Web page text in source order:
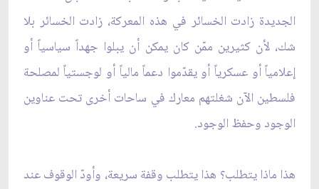
الجديدة زادت الخسائر في هذه المعركة، زادت الخسائر بلا
شك، لأن كثيرين ممّن كان يمكن أن يبلوا جهداً سياسياً أو
إعلامياً أو عسكرياً أو يقدّموا دعماً مالياً أو لوجستياً لمصلحة
فلسطين الآن شغلتهم معارك في ساحات أخرى تحت عناوين
الوجود وحفظ الوجود.
هذا ماذا يتطلب؟ هذا يتطلب وقفة سريعة، وأودّ الوقوف عند